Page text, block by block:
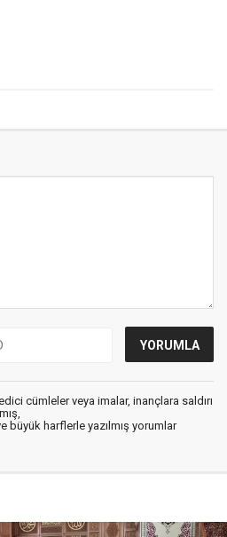
cümleler veya imalar, inançlara saldırı
büyük harflerle yazılmış yorumlar